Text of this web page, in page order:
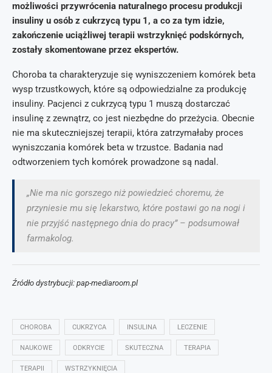
możliwości przywrócenia naturalnego procesu produkcji
insuliny u osób z cukrzycą typu 1, a co za tym idzie,
zakończenie uciążliwej terapii wstrzyknięć podskórnych,
zostały skomentowane przez ekspertów.
Choroba ta charakteryzuje się wyniszczeniem komórek beta
wysp trzustkowych, które są odpowiedzialne za produkcję
insuliny. Pacjenci z cukrzycą typu 1 muszą dostarczać
insulinę z zewnątrz, co jest niezbędne do przeżycia. Obecnie
nie ma skuteczniejszej terapii, która zatrzymałaby proces
wyniszczania komórek beta w trzustce. Badania nad
odtworzeniem tych komórek prowadzone są nadal.
„Nie ma nic gorszego niż powiedzieć choremu, że
przyniesie mu się lekarstwo, które postawi go na nogi i
nie przyjść następnego dnia do pracy” – podsumował
farmakolog.
Źródło dystrybucji: pap-mediaroom.pl
CHOROBA CUKRZYCA INSULINA LECZENIE
NAUKOWE ODKRYCIE SKUTECZNA TERAPIA
TERAPII WSTRZYKNIĘCIA